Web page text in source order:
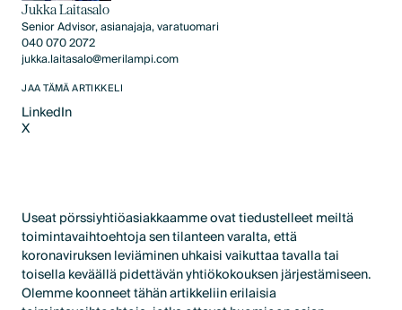
Jukka Laitasalo
Senior Advisor, asianajaja, varatuomari
040 070 2072
jukka.laitasalo@merilampi.com
JAA TÄMÄ ARTIKKELI
LinkedIn
LinkedIn
X
Useat pörssiyhtiöasiakkaamme ovat tiedustelleet meiltä
toimintavaihtoehtoja sen tilanteen varalta, että
koronaviruksen leviäminen uhkaisi vaikuttaa tavalla tai
toisella keväällä pidettävän yhtiökokouksen järjestämiseen.
Olemme koonneet tähän artikkeliin erilaisia